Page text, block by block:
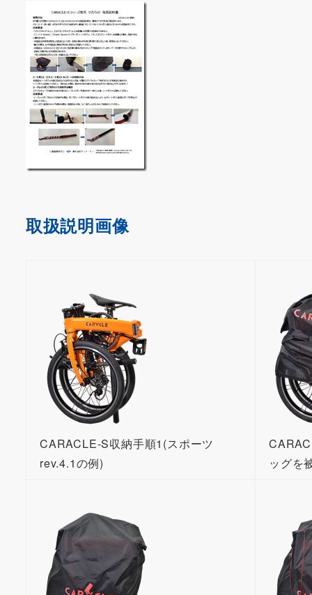
取扱説明画像
CARACLE-S収納手順1(スポーツ
rev.4.1の例)
ッグを